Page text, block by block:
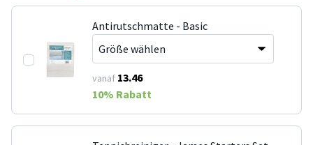
Antirutschmatte - Basic
vanaf 13.46
10% Rabatt